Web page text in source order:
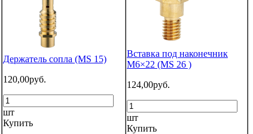
Держатель сопла (MS 15)
120,00руб.
шт
Купить
Вставка под наконечник
M6×22 (MS 26 )
124,00руб.
шт
Купить